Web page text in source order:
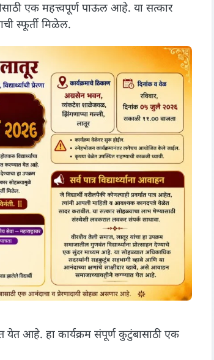
एक महत्त्वपूर्ण पाऊल आहे. या सत्कार
स्फूर्ती मिळेल.
येत आहे. हा कार्यक्रम संपूर्ण कुटुंबासाठी एक